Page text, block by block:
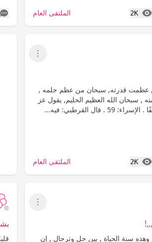
2K
المشاهدات الملتقى العام
عرض القائمة
عظمت قدرته, سبحان من عظم حلمه ,
, سبحان الله العظيم الحليم, يقول عز
القرطبي: فيه...
2K
المشاهدات الملتقى العام
عرض القائمة
وهذه سنة الحياة , بين حل وترحال , إن